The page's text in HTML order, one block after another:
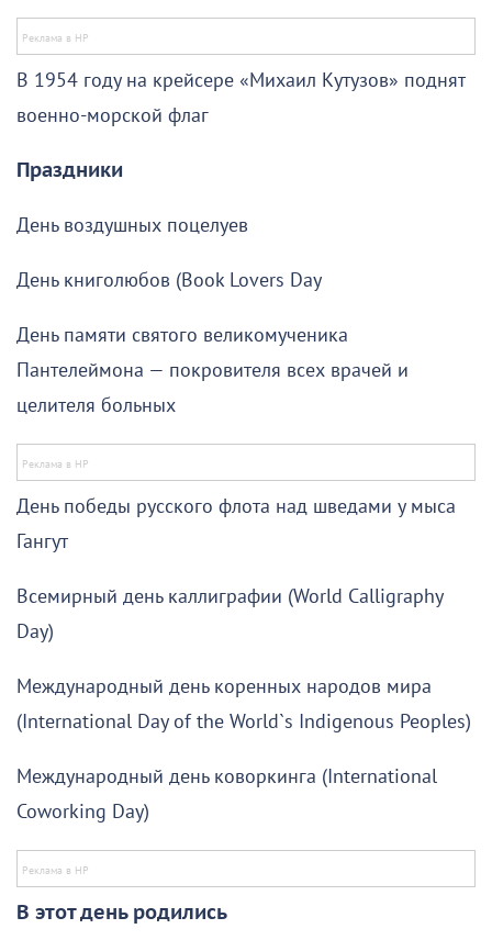
В 1954 году на крейсере «Михаил Кутузов» поднят
военно-морской флаг
Праздники
День воздушных поцелуев
День книголюбов (Book Lovers Day
День памяти святого великомученика
Пантелеймона — покровителя всех врачей и
целителя больных
День победы русского флота над шведами у мыса
Гангут
Всемирный день каллиграфии (World Calligraphy
Day)
Международный день коренных народов мира
(International Day of the World`s Indigenous Peoples)
Международный день коворкинга (International
Coworking Day)
В этот день родились